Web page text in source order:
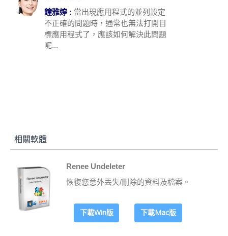
鐘雅婷 : 當出現應用程式的並列設定
不正確的問題時，通常也無法打開目
標應用程式了，應該如何解決此問題
呢...
相關軟體
Renee Undeleter
恢復您意外丟失/刪除的資料及檔案。
下載Win版 下載Mac版